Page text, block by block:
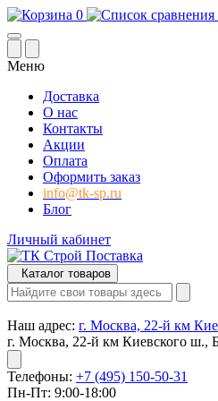
0
Меню
Доставка
О нас
Контакты
Акции
Оплата
Оформить заказ
info@tk-sp.ru
Блог
Личный кабинет
Каталог товаров
Наш адрес: г. Москва, 22-й км
г. Москва, 22-й км Киевского ш.,
Телефоны: +7 (495) 150-50-31
Пн-Пт: 9:00-18:00